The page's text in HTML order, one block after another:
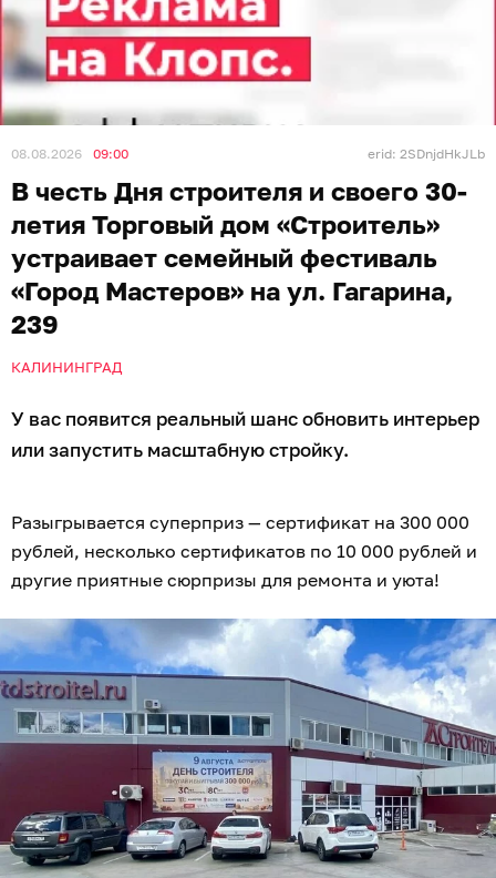
08.08.2026 09:00 erid: 2SDnjdHkJLb
В честь Дня строителя и своего 30-
летия Торговый дом «Строитель»
устраивает семейный фестиваль
«Город Мастеров» на ул. Гагарина,
239
КАЛИНИНГРАД
У вас появится реальный шанс обновить интерьер
или запустить масштабную стройку.
Разыгрывается суперприз — сертификат на 300 000
рублей, несколько сертификатов по 10 000 рублей и
другие приятные сюрпризы для ремонта и уюта!